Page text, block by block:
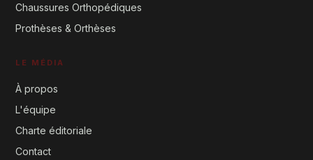
Chaussures Orthopédiques
Prothèses & Orthèses
LE MÉDIA
À propos
L'équipe
Charte éditoriale
Contact